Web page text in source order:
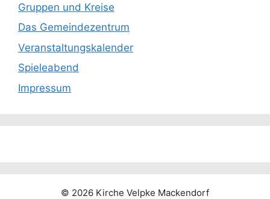
Gruppen und Kreise
Das Gemeindezentrum
Veranstaltungskalender
Spieleabend
Impressum
© 2026 Kirche Velpke Mackendorf